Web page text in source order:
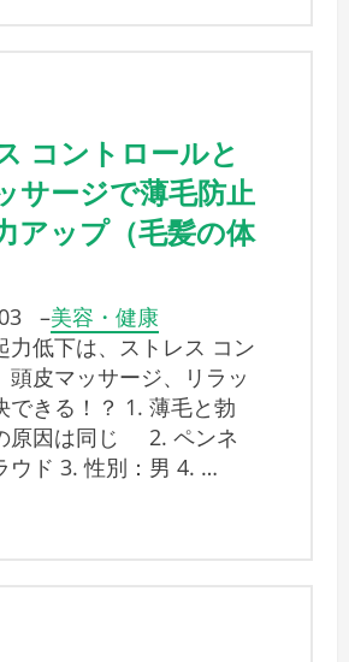
コントロールと
サージで薄毛防止
アップ（毛髪の体
–美容・健康
力低下は、ストレス コン
頭皮マッサージ、リラッ
できる！？ 1. 薄毛と勃
原因は同じ 2. ペンネ
ウド 3. 性別：男 4. …